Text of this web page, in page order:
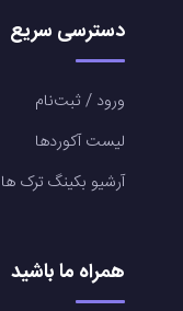
دسترسی سریع
ورود / ثبت‌نام
لیست آکوردها
آرشیو بکینگ ترک ها
همراه ما باشید